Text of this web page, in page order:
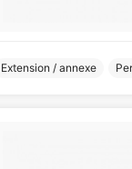
Extension / annexe